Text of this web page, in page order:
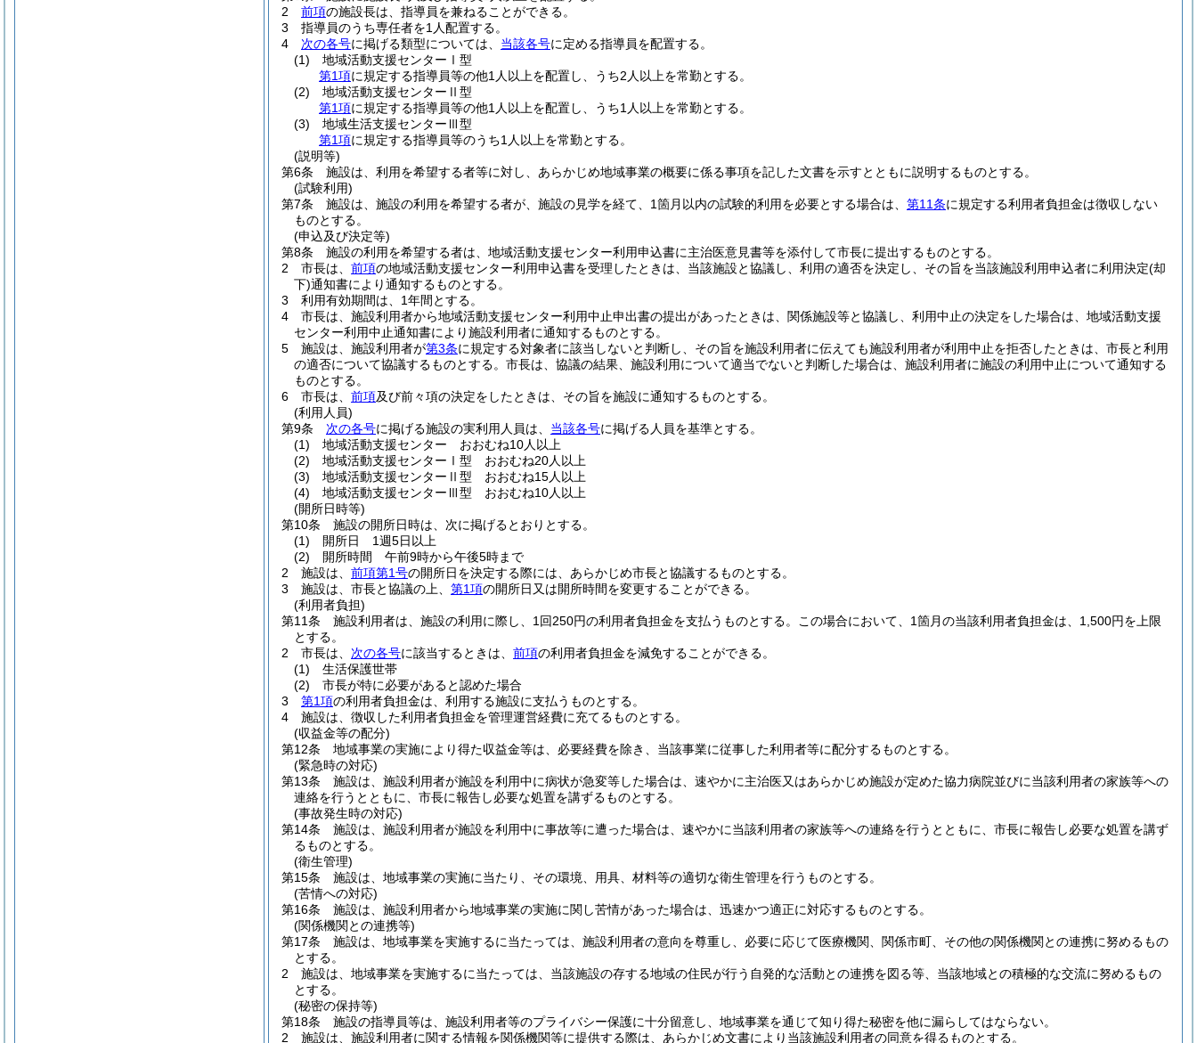
2
前項の施設長は、指導員を兼ねることができる。
3
指導員のうち専任者を1人配置する。
4
次の各号に掲げる類型については、 当該各号に定める指導員を配置する。
(1)
地域活動支援センターⅠ型
第1項に規定する指導員等の他1人以上を配置し、うち2人以上を常勤とする。
(2)
地域活動支援センターⅡ型
第1項に規定する指導員等の他1人以上を配置し、うち1人以上を常勤とする。
(3)
地域生活支援センターⅢ型
第1項に規定する指導員等のうち1人以上を常勤とする。
(説明等)
第6条
施設は、利用を希望する者等に対し、あらかじめ地域事業の概要に係る事項を記した文書を示すとともに説明するものとする。
(試験利用)
第7条
施設は、施設の利用を希望する者が、施設の見学を経て、1箇月以内の試験的利用を必要とする場合は、 第11条に規定する利用者負担金は徴収しない
ものとする。
(申込及び決定等)
第8条
施設の利用を希望する者は、地域活動支援センター利用申込書に主治医意見書等を添付して市長に提出するものとする。
2
市長は、 前項の地域活動支援センター利用申込書を受理したときは、当該施設と協議し、利用の適否を決定し、その旨を当該施設利用申込者に利用決定(却
下)通知書により通知するものとする。
3
利用有効期間は、1年間とする。
4
市長は、施設利用者から地域活動支援センター利用中止申出書の提出があったときは、関係施設等と協議し、利用中止の決定をした場合は、地域活動支援
センター利用中止通知書により施設利用者に通知するものとする。
5
施設は、施設利用者が第3条に規定する対象者に該当しないと判断し、その旨を施設利用者に伝えても施設利用者が利用中止を拒否したときは、市長と利用
の適否について協議するものとする。 市長は、協議の結果、施設利用について適当でないと判断した場合は、施設利用者に施設の利用中止について通知する
ものとする。
6
市長は、 前項及び前々項の決定をしたときは、その旨を施設に通知するものとする。
(利用人員)
第9条
次の各号に掲げる施設の実利用人員は、 当該各号に掲げる人員を基準とする。
(1)
地域活動支援センター おおむね10人以上
(2)
地域活動支援センターⅠ型 おおむね20人以上
(3)
地域活動支援センターⅡ型 おおむね15人以上
(4)
地域活動支援センターⅢ型 おおむね10人以上
(開所日時等)
第10条
施設の開所日時は、次に掲げるとおりとする。
(1)
開所日 1週5日以上
(2)
開所時間 午前9時から午後5時まで
2
施設は、 前項第1号の開所日を決定する際には、あらかじめ市長と協議するものとする。
3
施設は、市長と協議の上、 第1項の開所日又は開所時間を変更することができる。
(利用者負担)
第11条
施設利用者は、施設の利用に際し、1回250円の利用者負担金を支払うものとする。
この場合において、1箇月の当該利用者負担金は、1,500円を上限
とする。
2
市長は、 次の各号に該当するときは、 前項の利用者負担金を減免することができる。
(1)
生活保護世帯
(2)
市長が特に必要があると認めた場合
3
第1項の利用者負担金は、利用する施設に支払うものとする。
4
施設は、徴収した利用者負担金を管理運営経費に充てるものとする。
(収益金等の配分)
第12条
地域事業の実施により得た収益金等は、必要経費を除き、当該事業に従事した利用者等に配分するものとする。
(緊急時の対応)
第13条
施設は、施設利用者が施設を利用中に病状が急変等した場合は、速やかに主治医又はあらかじめ施設が定めた協力病院並びに当該利用者の家族等への
連絡を行うとともに、市長に報告し必要な処置を講ずるものとする。
(事故発生時の対応)
第14条
施設は、施設利用者が施設を利用中に事故等に遭った場合は、速やかに当該利用者の家族等への連絡を行うとともに、市長に報告し必要な処置を講ず
るものとする。
(衛生管理)
第15条
施設は、地域事業の実施に当たり、その環境、用具、材料等の適切な衛生管理を行うものとする。
(苦情への対応)
第16条
施設は、施設利用者から地域事業の実施に関し苦情があった場合は、迅速かつ適正に対応するものとする。
(関係機関との連携等)
第17条
施設は、地域事業を実施するに当たっては、施設利用者の意向を尊重し、必要に応じて医療機関、関係市町、その他の関係機関との連携に努めるもの
とする。
2
施設は、地域事業を実施するに当たっては、当該施設の存する地域の住民が行う自発的な活動との連携を図る等、当該地域との積極的な交流に努めるもの
とする。
(秘密の保持等)
第18条
施設の指導員等は、施設利用者等のプライバシー保護に十分留意し、地域事業を通じて知り得た秘密を他に漏らしてはならない。
2
施設は、施設利用者に関する情報を関係機関等に提供する際は、あらかじめ文書により当該施設利用者の同意を得るものとする。